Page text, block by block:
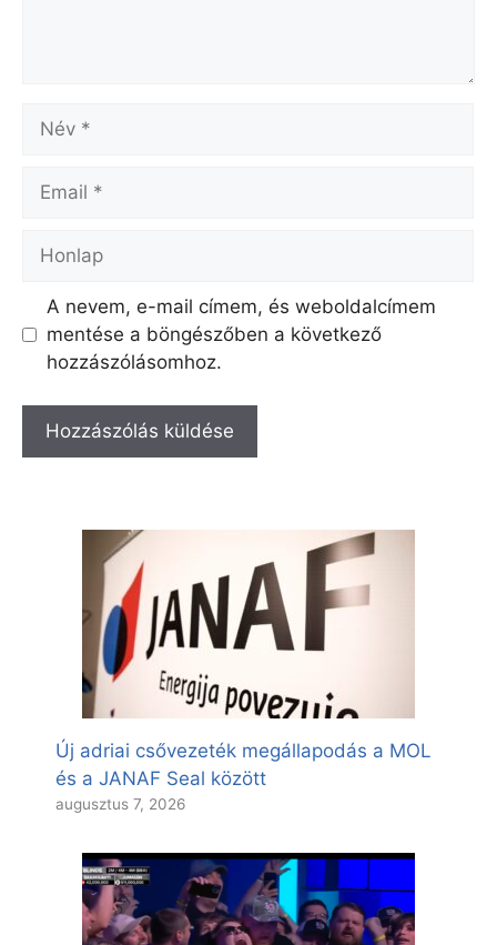
Név
Email
Honlap
A nevem, e-mail címem, és weboldalcímem
mentése a böngészőben a következő
hozzászólásomhoz.
Új adriai csővezeték megállapodás a MOL
és a JANAF Seal között
augusztus 7, 2026